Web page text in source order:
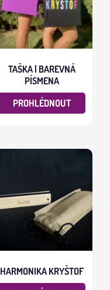
TAŠKA | BAREVNÁ
PÍSMENA
PROHLÉDNOUT
HARMONIKA KRYŠTOF